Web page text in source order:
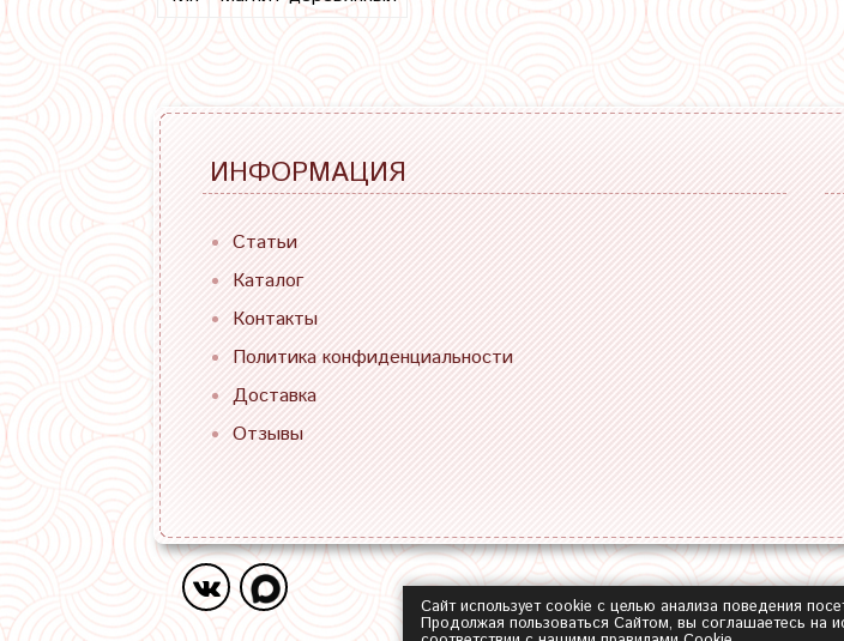
ИНФОРМАЦИЯ
Статьи
Каталог
Контакты
Политика конфиденциальности
Доставка
Отзывы
Сайт использует cookie с целью анализа поведения
Продолжая пользоваться Сайтом, вы соглашаетесь на